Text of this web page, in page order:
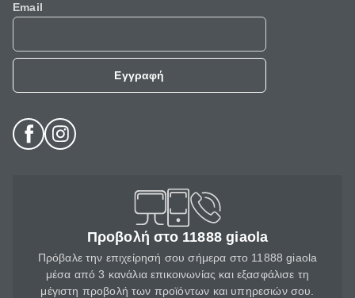
Email
Εγγραφή
Προβολή στο 11888 giaola
Πρόβαλε την επιχείρησή σου σήμερα στο 11888 giaola
μέσα από 3 κανάλια επικοινωνίας και εξασφάλισε τη
μέγιστη προβολή των προϊόντων και υπηρεσιών σου.